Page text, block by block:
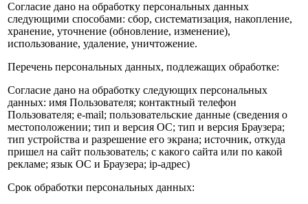
Согласие дано на обработку персональных данных
следующими способами: сбор, систематизация, накопление,
хранение, уточнение (обновление, изменение),
использование, удаление, уничтожение.
Перечень персональных данных, подлежащих обработке:
Согласие дано на обработку следующих персональных
данных: имя Пользователя; контактный телефон
Пользователя; e-mail; пользовательские данные (сведения о
местоположении; тип и версия ОС; тип и версия Браузера;
тип устройства и разрешение его экрана; источник, откуда
пришел на сайт пользователь; с какого сайта или по какой
рекламе; язык ОС и Браузера; ip-адрес)
Срок обработки персональных данных: